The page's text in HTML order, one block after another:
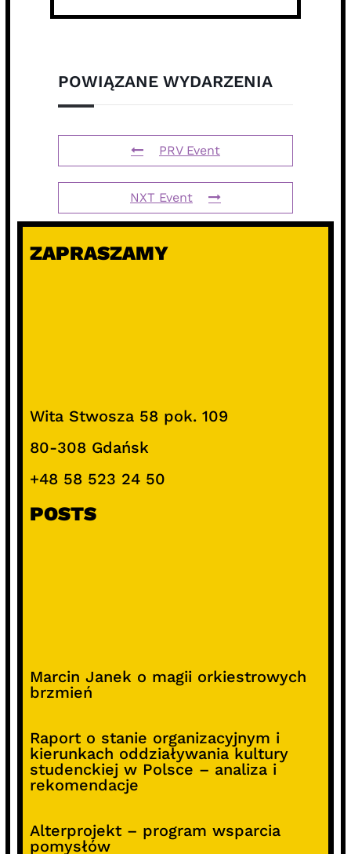
POWIĄZANE WYDARZENIA
PRV Event
NXT Event
ZAPRASZAMY
Wita Stwosza 58 pok. 109
80-308 Gdańsk
+48 58 523 24 50
POSTS
Marcin Janek o magii orkiestrowych
brzmień
Raport o stanie organizacyjnym i
kierunkach oddziaływania kultury
studenckiej w Polsce – analiza i
rekomendacje
Alterprojekt – program wsparcia
pomysłów